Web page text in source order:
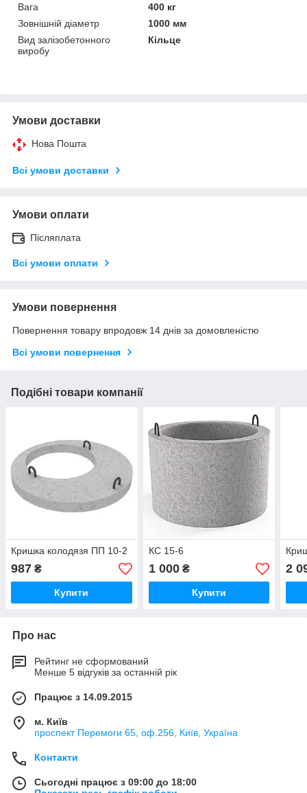
Вага
400 кг
Зовнішній діаметр
1000 мм
Вид залізобетонного
виробу
Кільце
Умови доставки
Нова Пошта
Всі умови доставки
Умови оплати
Післяплата
Всі умови оплати
Умови повернення
Повернення товару впродовж 14 днів за домовленістю
Всі умови повернення
Подібні товари компанії
Кришка колодязя ПП 10-2
987 ₴
Купити
КС 15-6
1 000₴
Купити
2
Про нас
Рейтинг не сформований
Менше 5 відгуків за останній рік
Працює з 14.09.2015
м. Київ
проспект Перемоги 65, оф.256, Київ, Україна
Контакти
Сьогодні працює з 09:00 до 18:00